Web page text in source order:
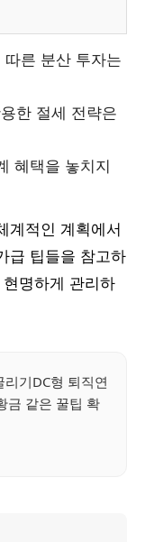
른 분산 투자는
한 절세 전략은
혜택을 놓치지
계적인 계획에서
급 팁들을 참고하
명하게 관리하
기DC형 퇴직연
금 같은 꿀팁 확